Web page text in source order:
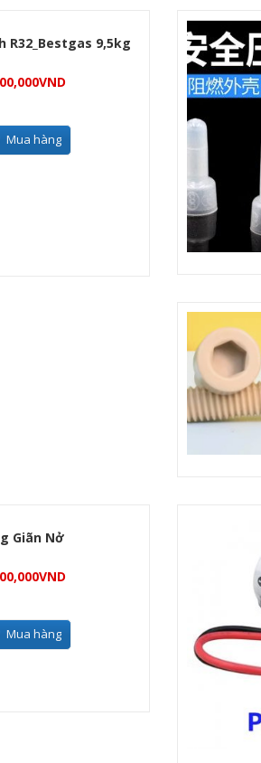
R32_Bestgas 9,5kg
VND
Mua hàng
Giãn Nở
VND
Mua hàng